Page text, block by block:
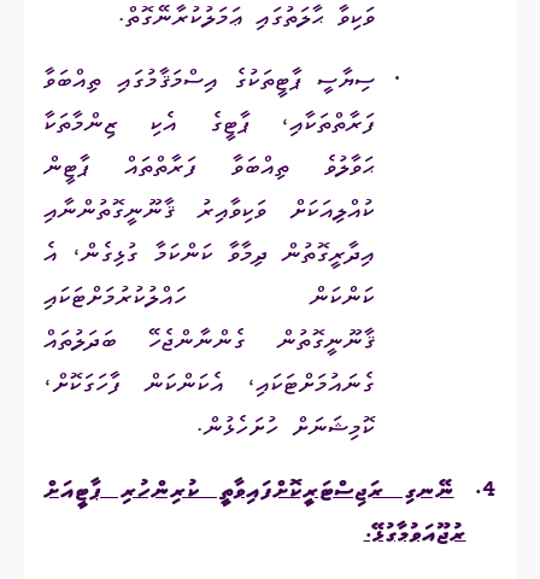
ވަކިވާ ޙާލަތުގައި ޢަމަލުކުރާނޭގޮތް.
· ސިޔާސީ ޕާޓީތަކުގެ އިސްމަޤާމުގައި ތިއްބަވާ
ފަރާތްތަކާއި، ޕާޓީގެ އެކި ޒިންމާތަކާ
ޙަވާލުވެ ތިއްބަވާ ފަރާތްތައް ޕާޓީން
ކުއްލިއަކަށް ވަކިވާއިރު ޤާނޫނީގޮތުންނާއި
އިދާރީގޮތުން ދިމާވާ ކަންކަމާ ގުޅިގެން، އެ
ކަންކަން ހައްލުކުރުމަށްޓަކައި
ޤާނޫނީގޮތުން ގެންނާންޖެހޭ ބަދަލުތައް
ގެނައުމަށްޓަކައި، އެކަންކަން ފާހަގަކޮށް،
ކޮމިޝަނަށް ހުށަހެޅުން.
4.
ނޭނގި ރަޖިސްޓަރީކޮށްފައިވާތީ ކުރިންހުރި ޕާޓީއަށް
ރުޖޫއަވުމާގުޅޭ.